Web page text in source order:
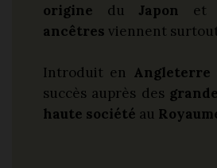
origine du Japon et
ancêtres viennent
Introduit en Angleterre
succès auprès des
haute société au